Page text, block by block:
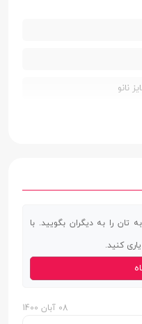
نانو
تان را به دیگران بگویید. با
کنید.
08 آبان 1400